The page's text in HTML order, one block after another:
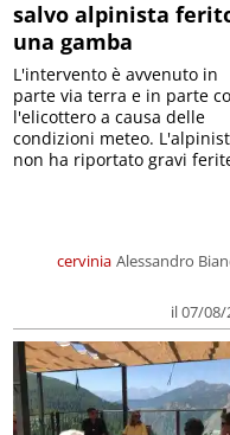
salvo alpinista
una gamba
cervinia Alessandro
il 07/08/
L'intervento è avvenuto in
parte via terra e in parte
l'elicottero a causa delle
condizioni meteo.
non ha riportato gravi